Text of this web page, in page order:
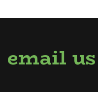
email us